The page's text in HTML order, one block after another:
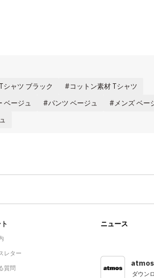
Tシャツ ブラック
コットン素材 Tシャツ
ベージュ パンツ ベージュ
メンズ ベー
レター
質問
ニュース
ダウン